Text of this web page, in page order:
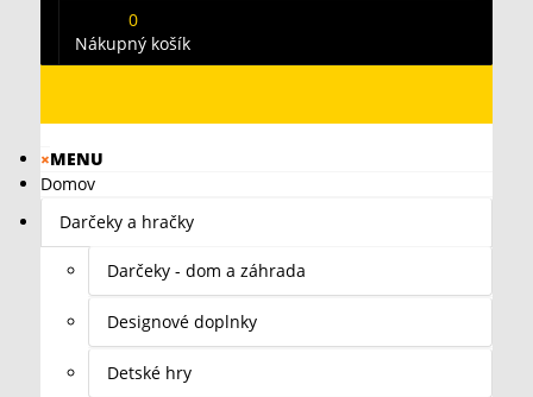
0
Nákupný košík
×MENU
Domov
Darčeky a hračky
Darčeky - dom a záhrada
Designové doplnky
Detské hry